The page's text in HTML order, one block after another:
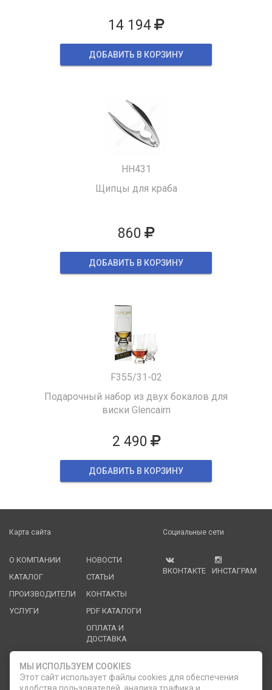
14 194
ДОБАВИТЬ В КОРЗИНУ
HH431
Щипцы для краба
860
ДОБАВИТЬ В КОРЗИНУ
F355/31-02
Подарочный набор из двух бокалов для
виски Glencairn
2 490
ДОБАВИТЬ В КОРЗИНУ
Карта сайта
О КОМПАНИИ
КАТАЛОГ
ПРОИЗВОДИТЕЛИ
УСЛУГИ
НОВОСТИ
СТАТЬИ
КОНТАКТЫ
PDF КАТАЛОГИ
ОПЛАТА И
ДОСТАВКА
Социальные сети
ВКОНТАКТЕ ИНСТАГРАМ
Служба клиентской поддержки
МЫ ИСПОЛЬЗУЕМ COOKIES
Этот сайт использует файлы cookies для обеспечения